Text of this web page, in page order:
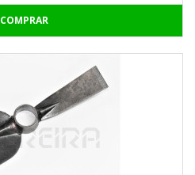
COMPRAR